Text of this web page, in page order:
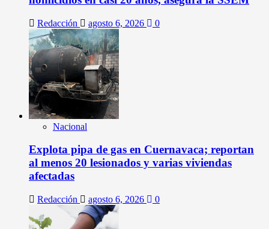
Redacción agosto 6, 2026 0
Nacional
Explota pipa de gas en Cuernavaca; reportan
al menos 20 lesionados y varias viviendas
afectadas
Redacción agosto 6, 2026 0